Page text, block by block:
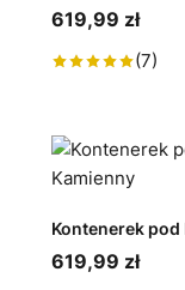
619,99 zł
(7)
Kontenerek
619,99 zł